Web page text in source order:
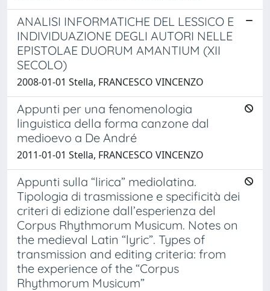
ANALISI INFORMATICHE DEL LESSICO E
INDIVIDUAZIONE DEGLI AUTORI NELLE
EPISTOLAE DUORUM AMANTIUM (XII
SECOLO)
2008-01-01 Stella, FRANCESCO VINCENZO
Appunti per una fenomenologia
linguistica della forma canzone dal
medioevo a De André
2011-01-01 Stella, FRANCESCO VINCENZO
Appunti sulla “lirica” mediolatina.
Tipologia di trasmissione e specificità dei
criteri di edizione dall’esperienza del
Corpus Rhythmorum Musicum. Notes on
the medieval Latin “lyric”. Types of
transmission and editing criteria: from
the experience of the “Corpus
Rhythmorum Musicum”